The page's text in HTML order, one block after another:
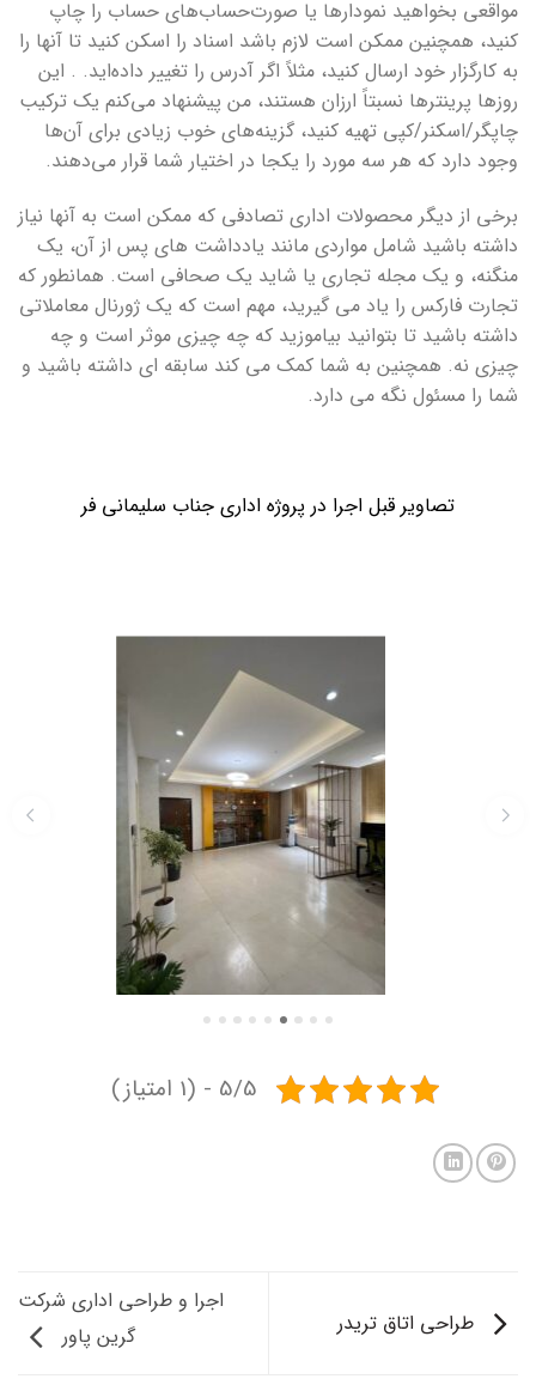
مواقعی بخواهید نمودارها یا صورت‌حساب‌های حساب را چاپ
کنید، همچنین ممکن است لازم باشد اسناد را اسکن کنید تا آنها را
به کارگزار خود ارسال کنید، مثلاً اگر آدرس را تغییر داده‌اید. . این
روزها پرینترها نسبتاً ارزان هستند، من پیشنهاد می‌کنم یک ترکیب
چاپگر/اسکنر/کپی تهیه کنید، گزینه‌های خوب زیادی برای آن‌ها
وجود دارد که هر سه مورد را یکجا در اختیار شما قرار می‌دهند.
برخی از دیگر محصولات اداری تصادفی که ممکن است به آنها نیاز
داشته باشید شامل مواردی مانند یادداشت های پس از آن، یک
منگنه، و یک مجله تجاری یا شاید یک صحافی است. همانطور که
تجارت فارکس را یاد می گیرید، مهم است که یک ژورنال معاملاتی
داشته باشید تا بتوانید بیاموزید که چه چیزی موثر است و چه
چیزی نه. همچنین به شما کمک می کند سابقه ای داشته باشید و
شما را مسئول نگه می دارد.
تصاویر قبل اجرا در پروژه اداری جناب سلیمانی فر
5/5 - (1 امتیاز)
طراحی اتاق تریدر
اجرا و طراحی اداری شرکت
گرین پاور